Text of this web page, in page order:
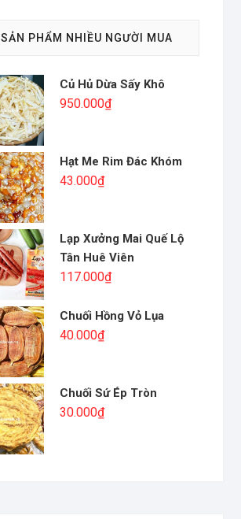
SẢN PHẨM NHIỀU NGƯỜI MUA
Củ Hủ Dừa Sấy Khô
950.000₫
Hạt Me Rim Đác Khóm
43.000₫
Lạp Xưởng Mai Quế Lộ
Tân Huê Viên
117.000₫
Chuối Hồng Vỏ Lụa
40.000₫
Chuối Sứ Ép Tròn
30.000₫